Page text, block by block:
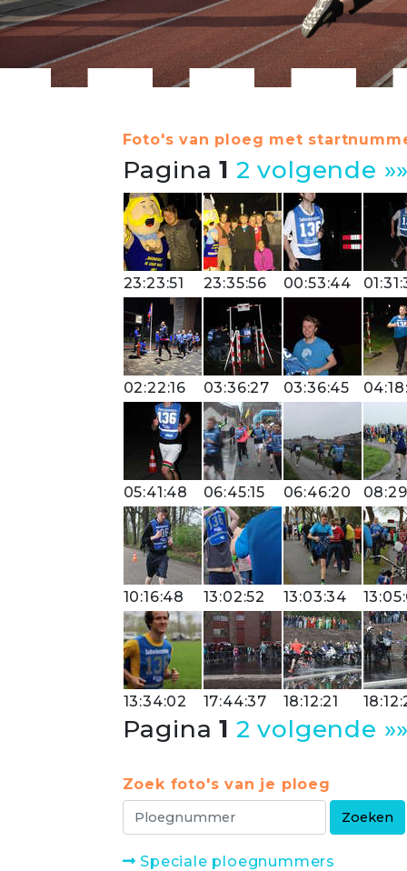
Foto's van ploeg met
Pagina1 2 volgende
23:23:51 23:35:56 00:53:44
02:22:16 03:36:27 03:36:45
05:41:48 06:45:15 06:46:20
10:16:48 13:02:52 13:03:34
13:34:02 17:44:37 18:12:21
Pagina1 2 volgende
Zoek foto's van je ploeg
Speciale ploegnummers